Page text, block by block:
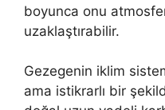
boyunca onu
uzaklaştırabilir.
Gezegenin iklim
ama istikrarlı bir